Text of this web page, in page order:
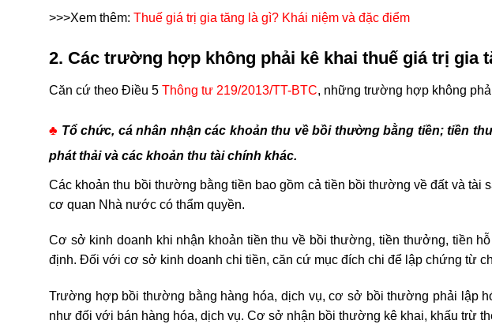
>>>Xem thêm: Thuế giá trị gia tăng là gì? Khái niệm và đặc điểm
2. Các trường hợp không phải kê khai thuế giá trị gia
Căn cứ theo Điều 5 Thông tư 219/2013/TT-BTC, những trường hợp không
♣ Tổ chức, cá nhân nhận các khoản thu về bồi thườngbằng tiền;tiền
phát thải và các khoản thu tài chính khác.
Các khoản thu bồi thường bằng tiền bao gồm cả tiền bồi thường về đất và tài
cơ quan Nhà nước có thẩm quyền.
Cơ sở kinh doanh khi nhận khoản tiền thu về bồi thường, tiền thưởng, tiền
định. Đối với cơ sở kinh doanh chi tiền, căn cứ mục đích chi để lập chứng từ
Trường hợp bồi thường bằng hàng hóa, dịch vụ, cơ sở bồi thường phải lập
như đối với bán hàng hóa, dịch vụ. Cơ sở nhận bồi thường kê khai, khấu trừ